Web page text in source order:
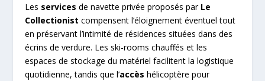
Les services de navette privée proposés par Le
Collectionist compensent l’éloignement éventuel tout
en préservant l’intimité de résidences situées dans des
écrins de verdure. Les ski-rooms chauffés et les
espaces de stockage du matériel facilitent la logistique
quotidienne, tandis que l’accès hélicoptère pour